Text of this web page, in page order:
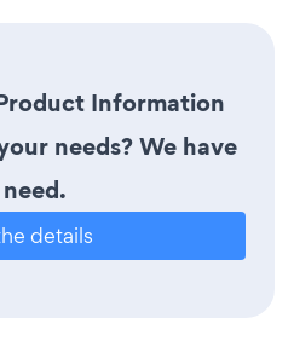
Information
needs? We have
details